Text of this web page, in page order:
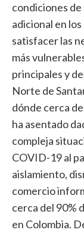
condiciones
adicional en
satisfacer las
más
principales y
Norte de
dónde cerca
ha asentado
compleja
COVID-19 al
aislamiento,
comercio
cerca del 90%
en Colombia.